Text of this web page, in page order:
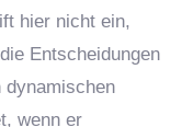
hier nicht ein,
Entscheidungen
dynamischen
wenn er